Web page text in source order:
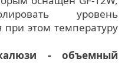
уровень
этом температуру
- объемный